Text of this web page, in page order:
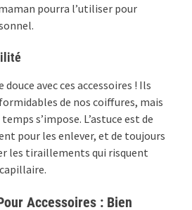
pourra l’utiliser pour
avec ces accessoires ! Ils
de nos coiffures, mais
s’impose. L’astuce est de
pour les enlever, et de toujours
les tiraillements qui risquent
Accessoires : Bien